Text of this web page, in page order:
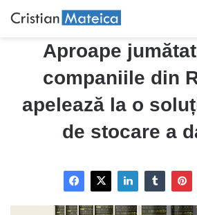
Aproape
companiile din
apelează la o
de stocare a